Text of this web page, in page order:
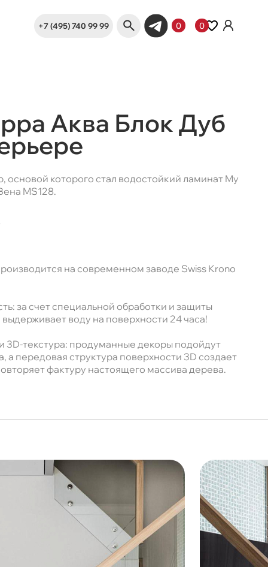
+7 (495) 740 99 99 0 0
Аква Блок Дуб
основой которого стал водостойкий ламинат My
MS128.
на современном заводе Swiss Krono
за счет специальной обработки и защиты
воду на поверхности 24 часа!
3D-текстура: продуманные декоры подойдут
а передовая структура поверхности 3D создает
фактуру настоящего массива дерева.